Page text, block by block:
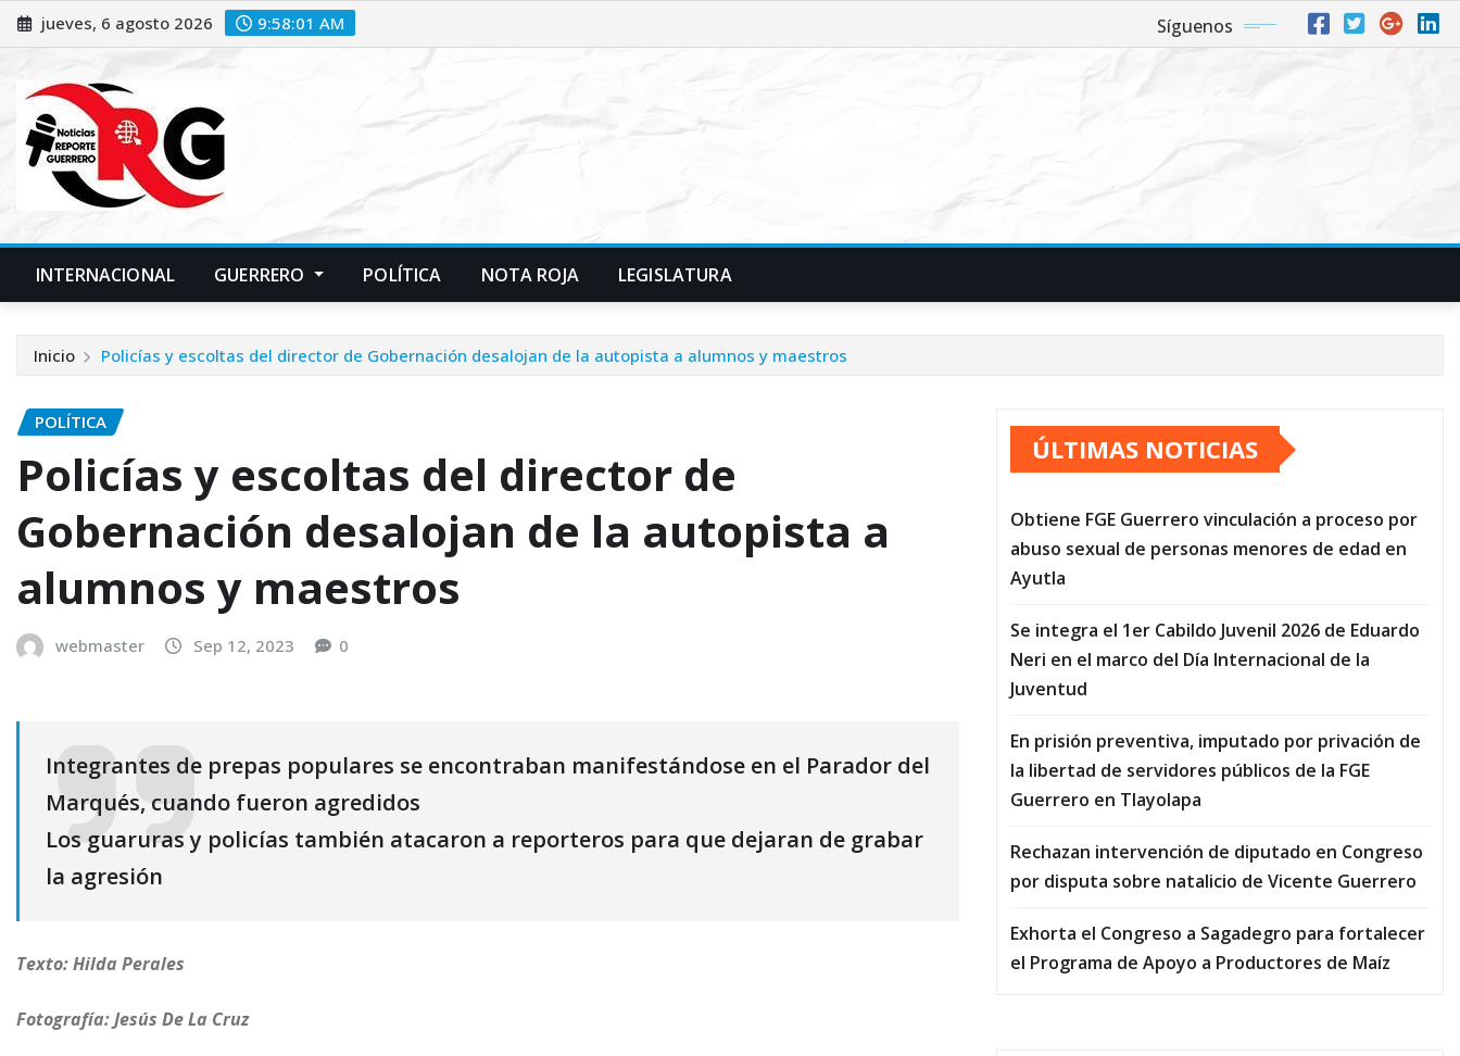
Saltar
al
jueves, 6 agosto 2026 9:58:02 AM Síguenos
INTERNACIONAL GUERRERO POLÍTICA NOTA ROJA LEGISLATURA
Inicio Policías y escoltas del director de Gobernación desalojan de la autopista a alumnos y maestros
POLÍTICA
Policías y escoltas del director de
Gobernación desalojan de la autopista a
alumnos y maestros
webmaster Sep 12, 2023 0
Integrantes de prepas populares se encontraban manifestándose en el Parador del
Marqués, cuando fueron agredidos
Los guaruras y policías también atacaron a reporteros para que dejaran de grabar
la agresión
Texto: Hilda Perales
Fotografía: Jesús De La Cruz
ÚLTIMAS NOTICIAS
Obtiene FGE Guerrero vinculación a proceso por
abuso sexual de personas menores de edad en
Ayutla
Se integra el 1er Cabildo Juvenil 2026 de Eduardo
Neri en el marco del Día Internacional de la
Juventud
En prisión preventiva, imputado por privación de
la libertad de servidores públicos de la FGE
Guerrero en Tlayolapa
Rechazan intervención de diputado en Congreso
por disputa sobre natalicio de Vicente Guerrero
Exhorta el Congreso a Sagadegro para fortalecer
el Programa de Apoyo a Productores de Maíz